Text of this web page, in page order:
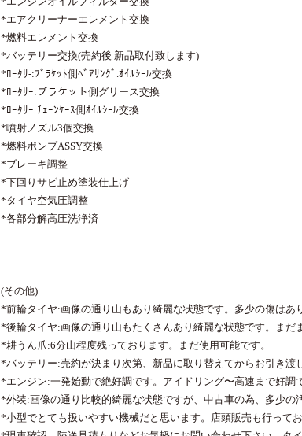
*エアクリーナーエレメント交換
*燃料エレメント交換
*バッテリー交換(売約後 新品取付致します)
*ﾛｰﾀﾘ-:ﾌﾞﾗｹｯﾄ側ﾍﾞｱﾘﾝｸﾞ.ｵｲﾙｼｰﾙ交換
*ﾛｰﾀﾘｰ:ブラケット側グリース交換
*ﾛｰﾀﾘｰ:ﾁｪｰﾝｹｰｽ側ｵｲﾙｼｰﾙ交換
*噴射ノズル3個交換
*燃料ポンプASSY交換
*ブレーキ調整
*下回りサビ止め塗装仕上げ
*タイヤ空気圧調整
*各部分解高圧洗浄済
(その他)
*前輪タイヤ:画像の通り山もあり綺麗な状態です。多少の傷はあ
*後輪タイヤ:画像の通り山もたくさんあり綺麗な状態です。まだ
*耕うん爪:6分山程度残っております。まだ使用可能です。
*バッテリー:売約が決まり次第、新品に取り替えてからお引き渡
*エンジン:一発始動で絶好調です。アイドリング〜高速まで好調
*外装:画像の通り比較的綺麗な状態ですが、中古車の為、多少
*小型でとても扱いやすい機械だと思います。店頭販売も行ってお